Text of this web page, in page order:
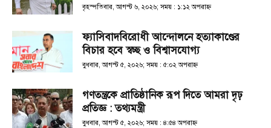
বৃহস্পতিবার, আগস্ট ৬, ২০২৬; সময় : ১:১২ অপরাহ্ণ
ফ্যাসিবাদবিরোধী আন্দোলনে হত্যাকাণ্ডের
বিচার হবে স্বচ্ছ ও বিশ্বাসযোগ্য
বুধবার, আগস্ট ৫, ২০২৬; সময় : ৫:০২ অপরাহ্ণ
গণতন্ত্রকে প্রাতিষ্ঠানিক রূপ দিতে আমরা দৃঢ়
প্রতিজ্ঞ : তথ্যমন্ত্রী
বুধবার, আগস্ট ৫, ২০২৬; সময় : ৪:৫৪ অপরাহ্ণ